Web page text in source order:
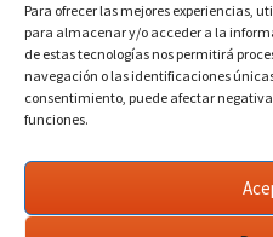
Para ofrecer las mejores experiencias,
para almacenar y/o acceder a la
de estas tecnologías nos permitirá
navegación o las identificaciones
consentimiento, puede afectar
funciones.
Presidents del Casino
Rectors